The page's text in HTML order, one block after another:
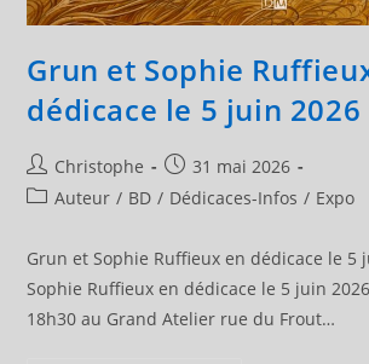
Grun et Sophie
dédicace le 5 juin 2026
Auteur/autrice
de
Christophe
Publication
publiée :
31 mai 2026
PostAuteur / BD / Dédicaces-Infos / Expo
Grun et Sophie Ruffieux en dédicace le 5
Sophie Ruffieux en dédicace le 5 juin
18h30 au Grand Atelier rue du Frout…